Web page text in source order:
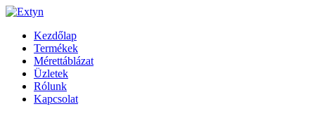
Kezdőlap
Termékek
Mérettáblázat
Üzletek
Rólunk
Kapcsolat